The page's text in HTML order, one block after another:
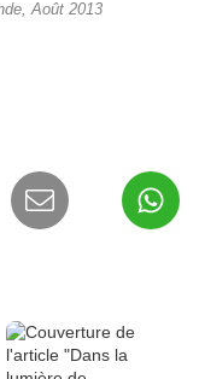
Août 2013